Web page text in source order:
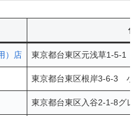
）店 東京都台東区元浅草1-5-
東京都台東区根岸3-6-3
東京都台東区入谷2-1-8グ